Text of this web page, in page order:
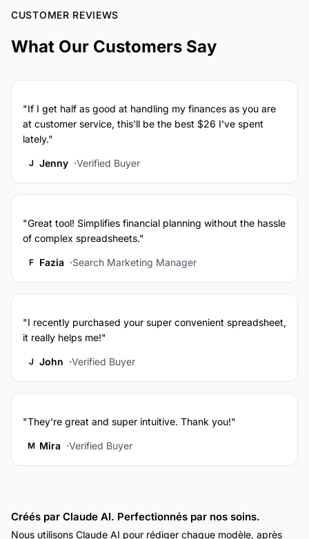
CUSTOMER REVIEWS
What Our Customers Say
"If I get half as good at handling my finances as you are
at customer service, this'll be the best $26 I've spent
lately."
J Jenny Verified Buyer
"Great tool! Simplifies financial planning without the hassle
of complex spreadsheets."
F Fazia Search Marketing Manager
"I recently purchased your super convenient spreadsheet,
it really helps me!"
J John Verified Buyer
"They're great and super intuitive. Thank you!"
M Mira Verified Buyer
Créés par Claude AI. Perfectionnés par nos soins.
Nous utilisons Claude AI pour rédiger chaque modèle, après